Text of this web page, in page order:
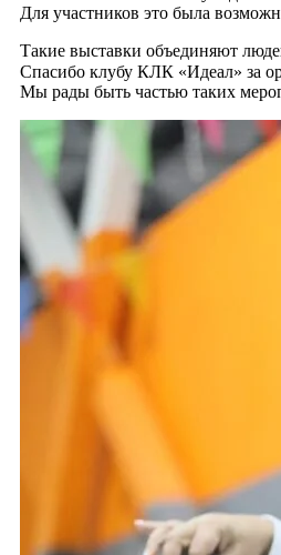
Для участников это была
Такие выставки объединяют
Спасибо клубу КЛК «Идеал» за
Мы рады быть частью таких